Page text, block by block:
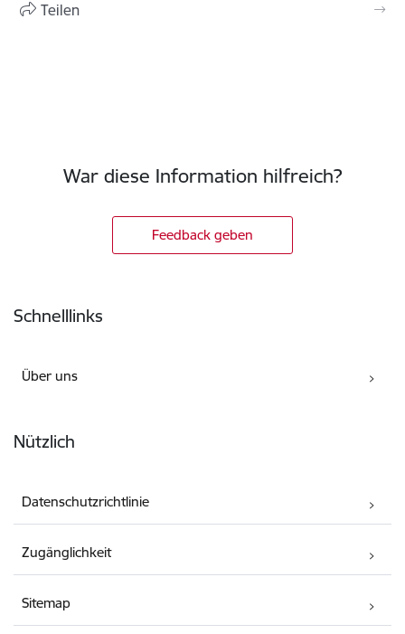
Teilen
War diese Information hilfreich?
Feedback geben
Schnelllinks
Über uns
Nützlich
Datenschutzrichtlinie
Zugänglichkeit
Sitemap